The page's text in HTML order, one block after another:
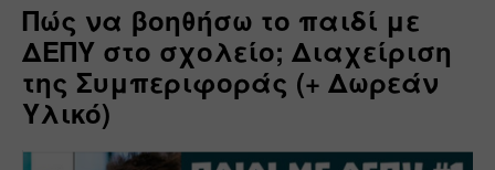
Πώς να βοηθήσω το παιδί με
ΔΕΠΥ στο σχολείο; Διαχείριση
της Συμπεριφοράς (+ Δωρεάν
Υλικό)